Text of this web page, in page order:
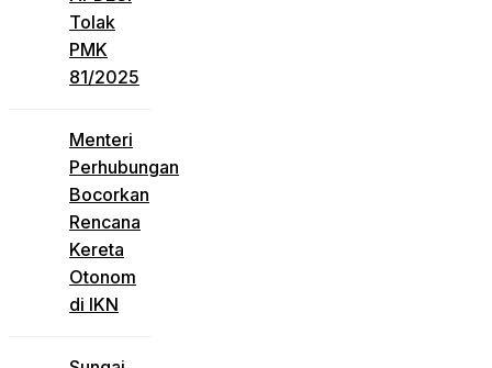
Tolak
PMK
81/2025
Menteri
Perhubungan
Bocorkan
Rencana
Kereta
Otonom
di IKN